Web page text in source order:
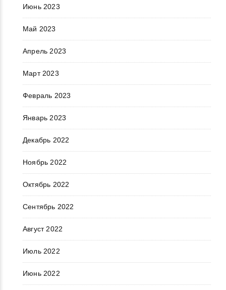
Июнь 2023
Май 2023
Апрель 2023
Март 2023
Февраль 2023
Январь 2023
Декабрь 2022
Ноябрь 2022
Октябрь 2022
Сентябрь 2022
Август 2022
Июль 2022
Июнь 2022